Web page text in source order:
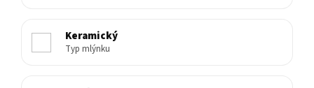
Keramický
Typ mlýnku